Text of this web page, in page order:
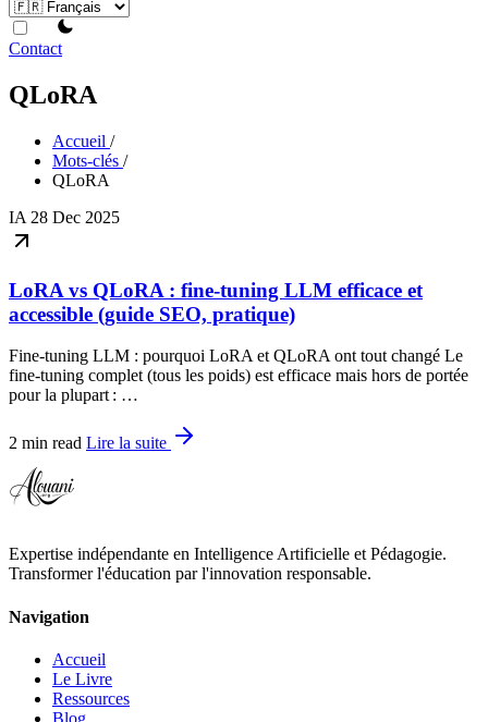
theme switcher
Contact
QLoRA
Accueil /
Mots-clés /
QLoRA
IA 28 Dec 2025
LoRA vs QLoRA : fine-tuning LLM efficace et
accessible (guide SEO, pratique)
Fine-tuning LLM : pourquoi LoRA et QLoRA ont tout changé Le
fine-tuning complet (tous les poids) est efficace mais hors de portée
pour la plupart : …
2 min read Lire la suite
Expertise indépendante en Intelligence Artificielle et Pédagogie.
Transformer l'éducation par l'innovation responsable.
Navigation
Accueil
Le Livre
Ressources
Blog